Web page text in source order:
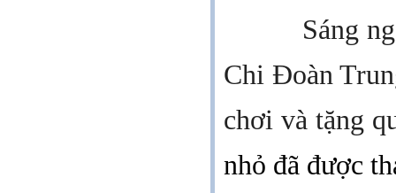
Sáng ngày
Chi Đoàn
chơi và tặng
nhỏ đã được